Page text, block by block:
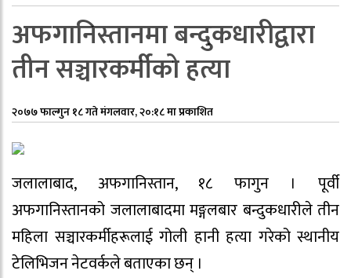
अफगानिस्तानमा बन्दुकधारीद्वारा
तीन सञ्चारकर्मीको हत्या
२०७७ फाल्गुन १८ गते मंगलवार, २०:१८ मा प्रकाशित
जलालाबाद, अफगानिस्तान, १८ फागुन । पूर्वी
अफगानिस्तानको जलालाबादमा मङ्गलबार बन्दुकधारीले तीन
महिला सञ्चारकर्मीहरूलाई गोली हानी हत्या गरेको स्थानीय
टेलिभिजन नेटवर्कले बताएका छन् ।